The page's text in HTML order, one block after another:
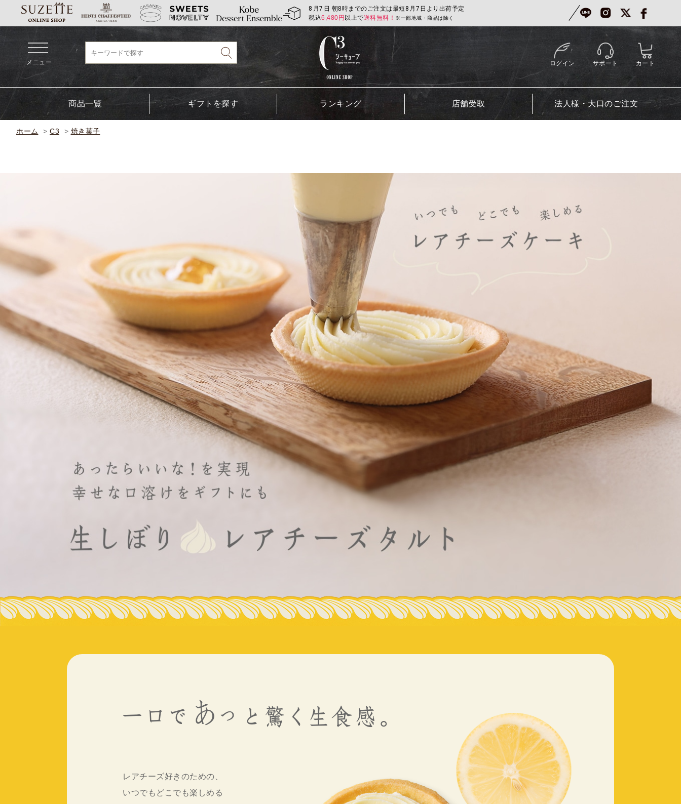
8 月 7 日 朝8時までのご注文は最短 8 月 7 日より出荷予定
税込6,480 円 以上で送料無料！ ※一部地域・商品は除く
メニュー ログイン サポート カート
商品一覧 ギフトを探す ランキング 店舗受取 法人様・大口のご注文
ホーム > C3 > 焼き菓子
レアチーズ好きのための、
いつでもどこでも楽しめる